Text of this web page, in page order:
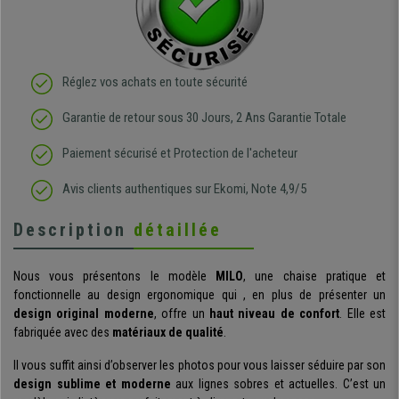
Réglez vos achats en toute sécurité
Garantie de retour sous 30 Jours, 2 Ans Garantie Totale
Paiement sécurisé et Protection de l'acheteur
Avis clients authentiques sur Ekomi, Note 4,9/5
Description détaillée
Nous vous présentons le modèle MILO, une chaise pratique et
fonctionnelle au design ergonomique qui , en plus de présenter un
design original moderne, offre un haut niveau de confort. Elle est
fabriquée avec des matériaux de qualité.
Il vous suffit ainsi d’observer les photos pour vous laisser séduire par son
design sublime et moderne aux lignes sobres et actuelles. C’est un